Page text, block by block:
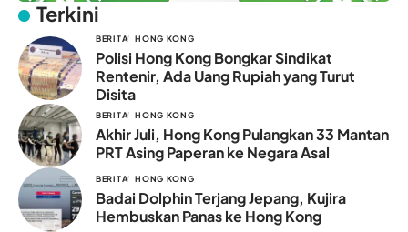
Terkini
BERITA HONG KONG
Polisi Hong Kong Bongkar Sindikat
Rentenir, Ada Uang Rupiah yang Turut
Disita
BERITA HONG KONG
Akhir Juli, Hong Kong Pulangkan 33 Mantan
PRT Asing Paperan ke Negara Asal
BERITA HONG KONG
Badai Dolphin Terjang Jepang, Kujira
Hembuskan Panas ke Hong Kong